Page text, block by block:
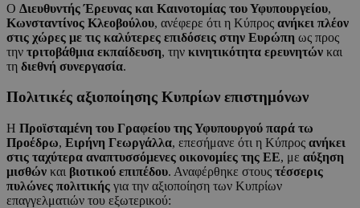
Ο Διευθυντής Έρευνας και Καινοτομίας του Υφυπουργείου,
Κωνσταντίνος Κλεοβούλου, ανέφερε ότι η Κύπρος ανήκει πλέον
στις χώρες με τις καλύτερες επιδόσεις στην Ευρώπη ως προς
την τριτοβάθμια εκπαίδευση, την κινητικότητα ερευνητών και
τη διεθνή συνεργασία.
Πολιτικές αξιοποίησης Κυπρίων επιστημόνων
Η Προϊσταμένη του Γραφείου της Υφυπουργού παρά τω
Προέδρω, Ειρήνη Γεωργάλλα, επεσήμανε ότι η Κύπρος ανήκει
στις ταχύτερα αναπτυσσόμενες οικονομίες της ΕΕ, με αύξηση
μισθών και βιοτικού επιπέδου. Αναφέρθηκε στους τέσσερις
πυλώνες πολιτικής για την αξιοποίηση των Κυπρίων
επαγγελματιών του εξωτερικού: